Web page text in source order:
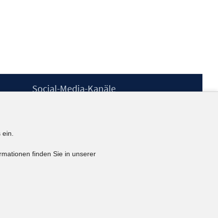
Social-Media-Kanäle
kununu
ein.
finden Sie in unserer